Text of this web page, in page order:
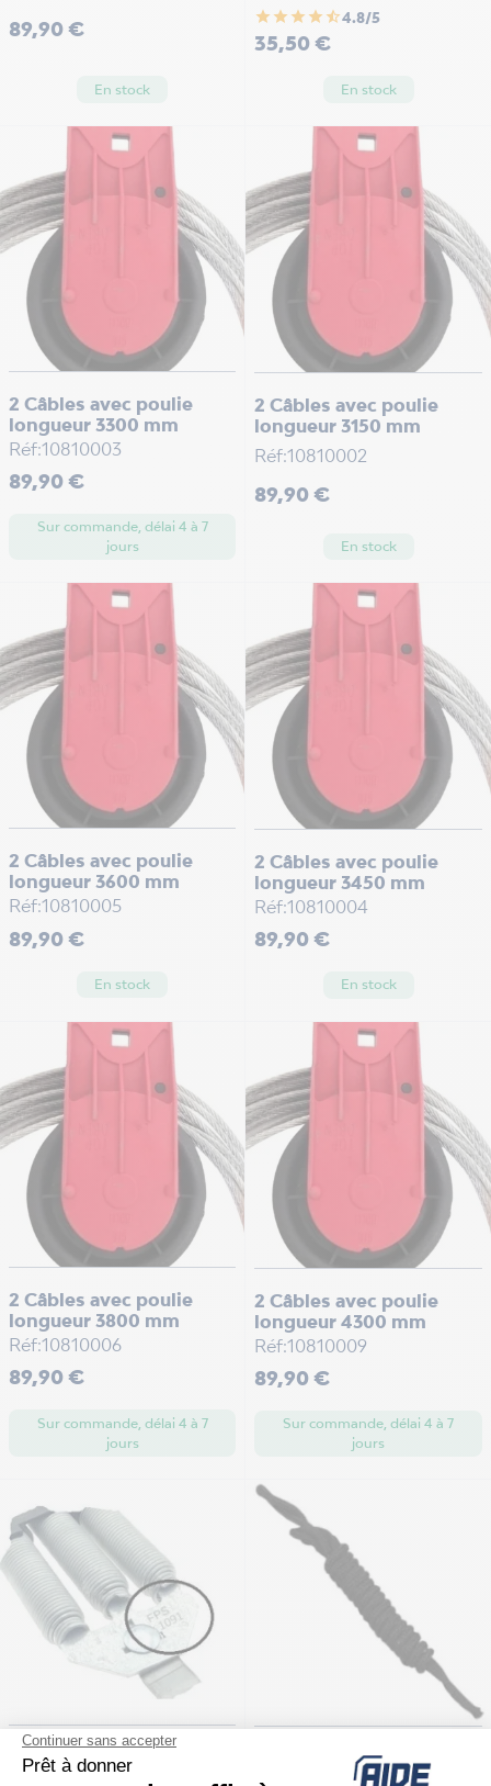
Prix
89,90 €
En stock
star star star star star_half4.8/5
Prix
35,50 €
En stock
2 Câbles avec poulie
longueur 3300 mm
Réf:10810003
Prix
89,90 €
Sur commande, délai 4 à 7
jours
2 Câbles avec poulie
longueur 3150 mm
Réf:10810002
Prix
89,90 €
En stock
2 Câbles avec poulie
longueur 3600 mm
Réf:10810005
Prix
89,90 €
En stock
2 Câbles avec poulie
longueur 3450 mm
Réf:10810004
Prix
89,90 €
En stock
2 Câbles avec poulie
longueur 3800 mm
Réf:10810006
Prix
89,90 €
Sur commande, délai 4 à 7
jours
2 Câbles avec poulie
longueur 4300 mm
Réf:10810009
Prix
89,90 €
Sur commande, délai 4 à 7
jours
Ressorts FPS 1091
Novoferm
Cordon de tirage 3000
mm